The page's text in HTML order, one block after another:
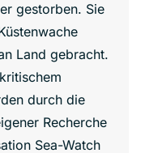
gestorben. Sie
Land gebracht.
durch die
Recherche
Sea-Watch